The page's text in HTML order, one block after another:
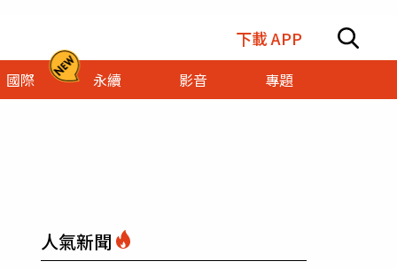
下載 APP
國際 永續 影音 專題
人氣新聞